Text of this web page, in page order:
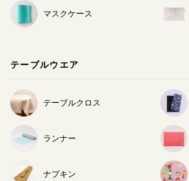
マスクケース
テーブルウエア
テーブルクロス
ランナー
ナプキン